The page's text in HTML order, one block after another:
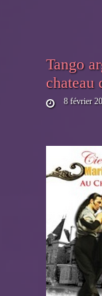
Tango
chateau
8 février